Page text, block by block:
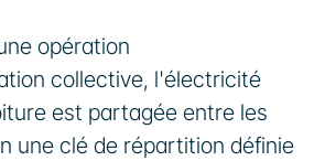
opération
collective, l'électricité
est partagée entre les
une clé de répartition définie